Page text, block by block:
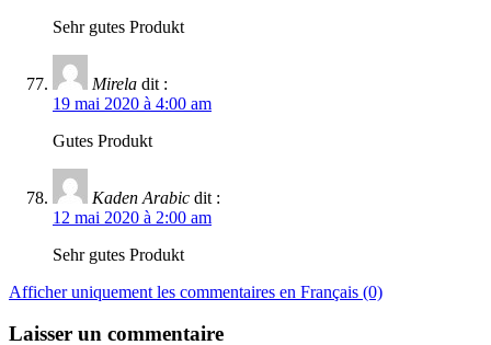
Sehr gutes Produkt
Mirela dit :
19 mai 2020 à 4:00 am
Gutes Produkt
Kaden Arabic dit :
12 mai 2020 à 2:00 am
Sehr gutes Produkt
Afficher uniquement les commentaires en Français (0)
Laisser un commentaire